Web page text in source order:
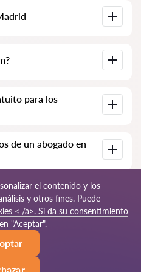
completas de los
números de
así como a empresas
para los
prestados por los
de un abogado en
de nuestros
de la cuestión y del
la consulta por teléfono
costo del contrato se
es.com
sitio
el contenido y los
y otros fines. Puede
< /a>. Si da su consentimiento
"Aceptar".